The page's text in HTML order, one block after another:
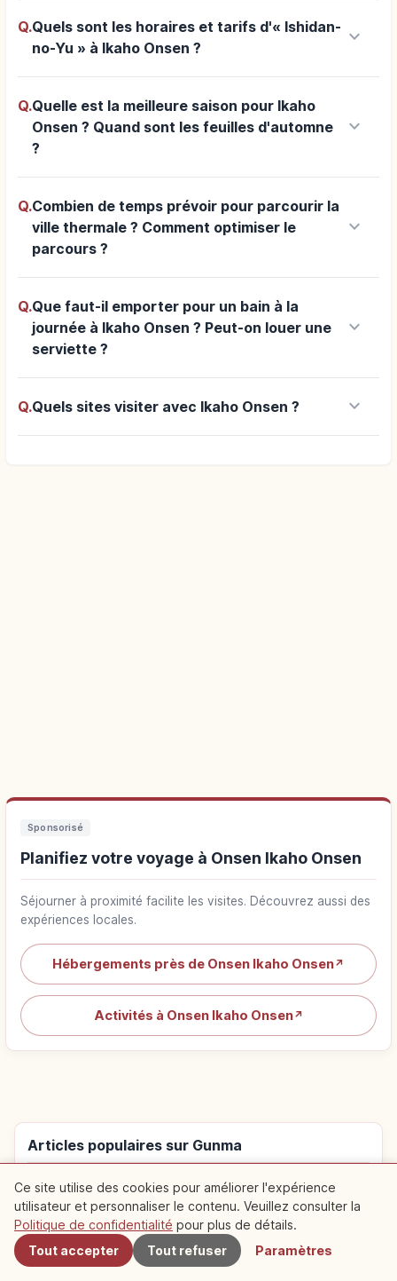
Q.Quels sont les horaires et tarifs d'« Ishidan-
no-Yu » à Ikaho Onsen ?
keyboard_arrow_down
Q.Quelle est la meilleure saison pour Ikaho
Onsen ? Quand sont les feuilles d'automne
?
keyboard_arrow_down
Q.Combien de temps prévoir pour parcourir la
ville thermale ? Comment optimiser le
parcours ?
keyboard_arrow_down
Q.Que faut-il emporter pour un bain à la
journée à Ikaho Onsen ? Peut-on louer une
serviette ?
keyboard_arrow_down
Q.Quels sites visiter avec Ikaho Onsen ? keyboard_arrow_down
Sponsorisé
Planifiez votre voyage à Onsen Ikaho Onsen
Séjourner à proximité facilite les visites. Découvrez aussi des
expériences locales.
Hébergements près de Onsen Ikaho Onsen↗
Activités à Onsen Ikaho Onsen↗
Articles populaires sur Gunma
Voyage Top 1
Mont Akagi à Gunma : lac Onuma,
marais et balades
À proximité
Ce site utilise des cookies pour améliorer l'expérience
utilisateur et personnaliser le contenu. Veuillez consulter la
Politique de confidentialité pour plus de détails.
Tout accepter
Tout refuser Paramètres